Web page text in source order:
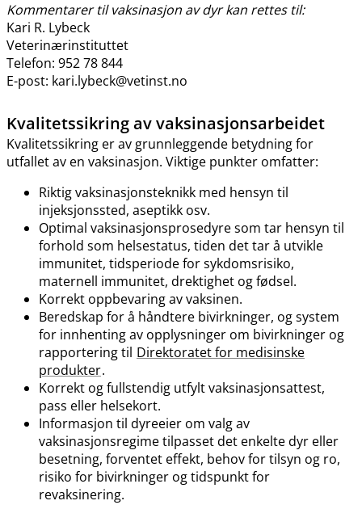
Kommentarer til vaksinasjon av dyr kan rettes til:
Kari R. Lybeck
Veterinærinstituttet
Telefon: 952 78 844
E-post: kari.lybeck@vetinst.no
Kvalitetssikring av vaksinasjonsarbeidet
Kvalitetssikring er av grunnleggende betydning for
utfallet av en vaksinasjon. Viktige punkter omfatter:
Riktig vaksinasjonsteknikk med hensyn til
injeksjonssted, aseptikk osv.
Optimal vaksinasjonsprosedyre som tar hensyn til
forhold som helsestatus, tiden det tar å utvikle
immunitet, tidsperiode for sykdomsrisiko,
maternell immunitet, drektighet og fødsel.
Korrekt oppbevaring av vaksinen.
Beredskap for å håndtere bivirkninger, og system
for innhenting av opplysninger om bivirkninger og
rapportering til Direktoratet for medisinske
produkter.
Korrekt og fullstendig utfylt vaksinasjonsattest,
pass eller helsekort.
Informasjon til dyreeier om valg av
vaksinasjonsregime tilpasset det enkelte dyr eller
besetning, forventet effekt, behov for tilsyn og ro,
risiko for bivirkninger og tidspunkt for
revaksinering.